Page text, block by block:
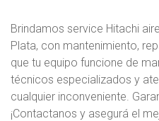
Brindamos service Hitachi
Plata, con mantenimiento,
que tu equipo funcione de
técnicos especializados y
cualquier inconveniente.
¡Contactanos y asegurá el